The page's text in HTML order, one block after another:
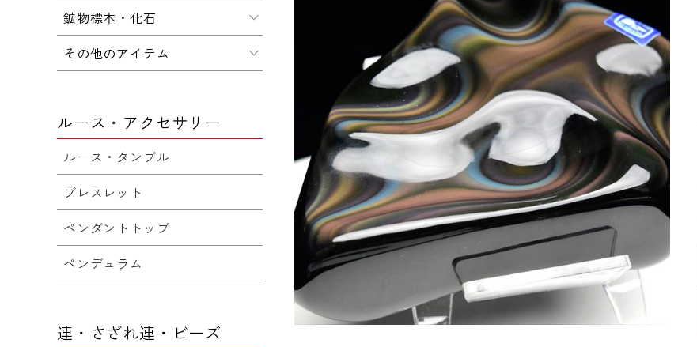
鉱物標本・化石
その他のアイテム
ルース・アクセサリー
ルース・タンブル
ブレスレット
ペンダントトップ
ペンデュラム
連・さざれ連・ビーズ